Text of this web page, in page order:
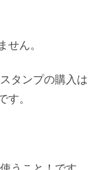
せん。
タンプの購入は
す。